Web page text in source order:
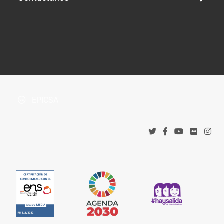
Tribunal Administrativo de Recursos Contractuales